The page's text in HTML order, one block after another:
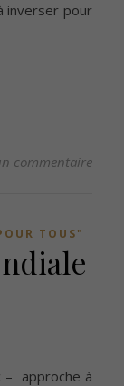
inverser pour
commentaire
TOUS"